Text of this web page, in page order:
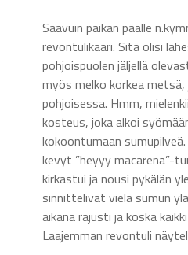
Saavuin paikan päälle
revontulikaari. Sitä olisi
pohjoispuolen jäljellä
myös melko korkea
pohjoisessa. Hmm,
kosteus, joka alkoi
kokoontumaan
kevyt ”heyyy macarena”-
kirkastui ja nousi pykälän
sinnittelivät vielä sumun
aikana rajusti ja koska
Laajemman revontuli